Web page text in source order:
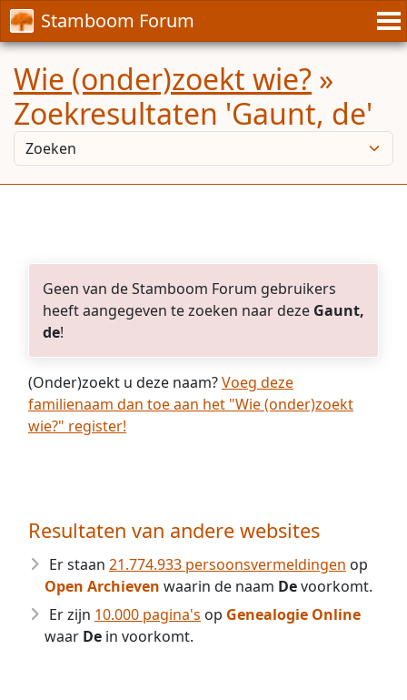
Stamboom Forum
Wie (onder)zoekt wie? »
Zoekresultaten 'Gaunt, de'
Geen van de Stamboom Forum gebruikers
heeft aangegeven te zoeken naar deze Gaunt,
de!
(Onder)zoekt u deze naam?Voeg deze
familienaam dan toe aan het "Wie (onder)zoekt
wie?" register!
Resultaten van andere websites
Er staan 21.774.933 persoonsvermeldingen op
Open Archieven waarin de naam Devoorkomt.
Er zijn 10.000 pagina's op Genealogie Online
waar De in voorkomt.